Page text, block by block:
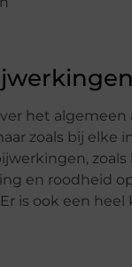
het algemeen
zoals bij elke
zoals
en roodheid
is ook een heel